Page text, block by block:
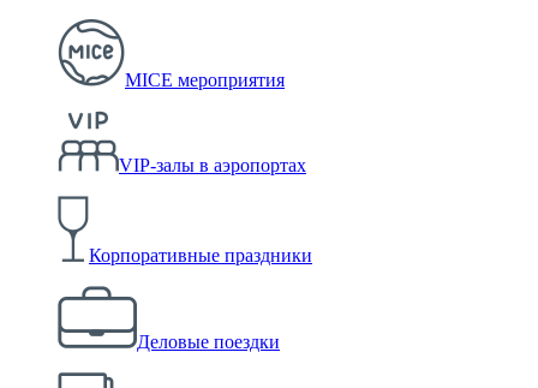
MICE мероприятия
VIP-залы в аэропортах
Корпоративные праздники
Деловые поездки